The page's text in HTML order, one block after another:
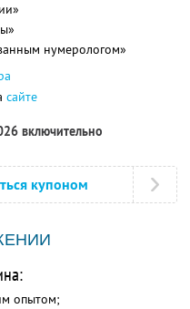
нумерологом»
сайте
включительно
купоном
опытом;